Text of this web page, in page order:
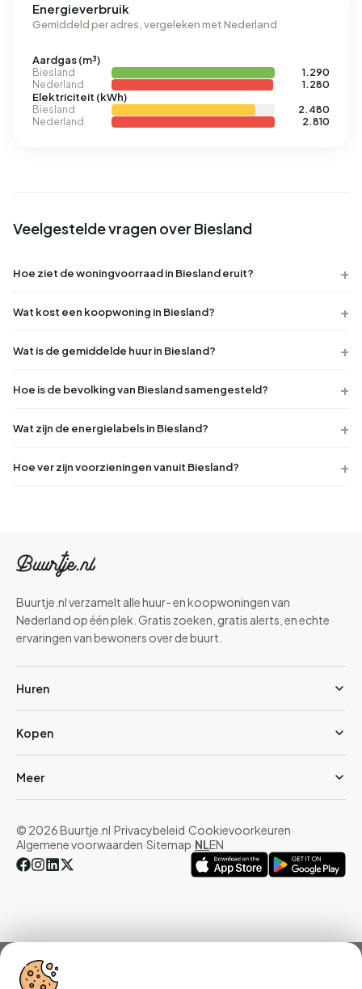
Energieverbruik
Gemiddeld per adres, vergeleken met Nederland
Aardgas (m³)
Biesland
1.290
Nederland
1.280
Elektriciteit (kWh)
Biesland
2.480
Nederland
2.810
Veelgestelde vragen over Biesland
Hoe ziet de woningvoorraad in Biesland eruit?
Wat kost een koopwoning in Biesland?
Wat is de gemiddelde huur in Biesland?
Hoe is de bevolking van Biesland samengesteld?
Wat zijn de energielabels in Biesland?
Hoe ver zijn voorzieningen vanuit Biesland?
Overzicht
Buurtje.nl verzamelt alle huur- en koopwoningen van
Nederland op één plek. Gratis zoeken, gratis alerts, en echte
ervaringen van bewoners over de buurt.
Huren
Kopen
Meer
© 2026 Buurtje.nl·Privacybeleid·Cookievoorkeuren·
Algemene voorwaarden·Sitemap·NLEN